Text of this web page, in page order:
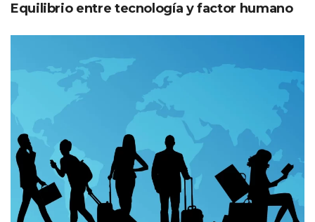
Equilibrio entre tecnología y factor humano